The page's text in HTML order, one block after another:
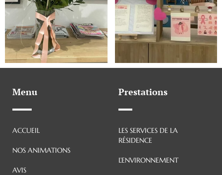
Menu
ACCUEIL
NOS ANIMATIONS
AVIS
Prestations
LES SERVICES DE LA
RÉSIDENCE
L’ENVIRONNEMENT